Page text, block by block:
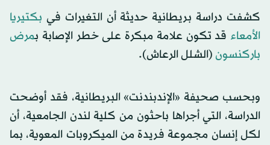
كشفت دراسة بريطانية حديثة أن التغيرات في بكتيريا
الأمعاء قد تكون علامة مبكرة على خطر الإصابة بمرض
باركنسون(الشلل الرعاش).
وبحسب صحيفة «الإندبندنت» البريطانية، فقد أوضحت
الدراسة، التي أجراها باحثون من كلية لندن الجامعية، أن
لكل إنسان مجموعة فريدة من الميكروبات المعوية، بما